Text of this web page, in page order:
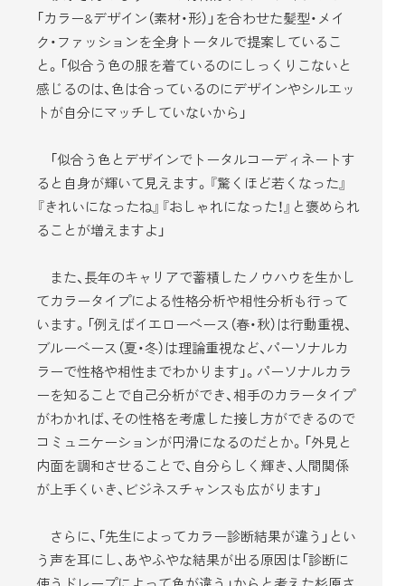
「カラー&デザイン（素材・形）」を合わせた髪型・メイ
ク・ファッションを全身トータルで提案しているこ
と。「似合う色の服を着ているのにしっくりこないと
感じるのは、色は合っているのにデザインやシルエッ
トが自分にマッチしていないから」
「似合う色とデザインでトータルコーディネートす
ると自身が輝いて見えます。『驚くほど若くなった』
『きれいになったね』『おしゃれになった！』と褒められ
ることが増えますよ」
また、長年のキャリアで蓄積したノウハウを生かし
てカラータイプによる性格分析や相性分析も行って
います。「例えばイエローベース（春・秋）は行動重視、
ブルーベース（夏・冬）は理論重視など、パーソナルカ
ラーで性格や相性までわかります」。パーソナルカラ
ーを知ることで自己分析ができ、相手のカラータイプ
がわかれば、その性格を考慮した接し方ができるので
コミュニケーションが円滑になるのだとか。「外見と
内面を調和させることで、自分らしく輝き、人間関係
が上手くいき、ビジネスチャンスも広がります」
さらに、「先生によってカラー診断結果が違う」とい
う声を耳にし、あやふやな結果が出る原因は「診断に